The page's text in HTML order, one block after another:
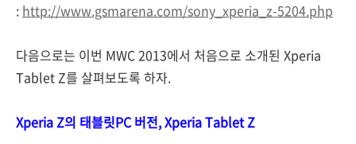
: http://www.gsmarena.com/sony_xperia_z-5204.php
다음으로는 이번 MWC 2013에서 처음으로 소개된 Xperia
Tablet Z를 살펴보도록 하자.
Xperia Z의 태블릿PC 버전, Xperia Tablet Z